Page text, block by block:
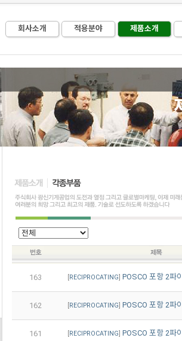
회사소개 적용분야 제품소개
163 [RECIPROCATING] POSCO 포항 2파
162 [RECIPROCATING] POSCO 포항 2파
161 [RECIPROCATING] POSCO 포항 2파